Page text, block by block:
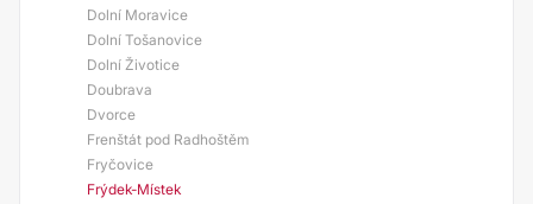
Dolní Moravice
Dolní Tošanovice
Dolní Životice
Doubrava
Dvorce
Frenštát pod Radhoštěm
Fryčovice
Frýdek-Místek